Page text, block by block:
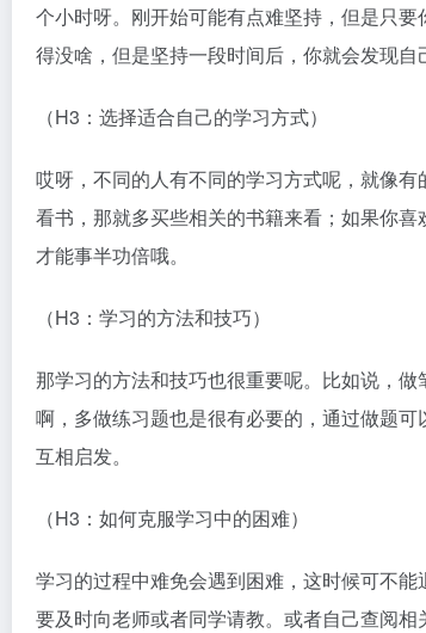
个小时呀。刚开始可能有点难坚持，但是只
得没啥，但是坚持一段时间后，你就会发现自
（H3：选择适合自己的学习方式）
哎呀，不同的人有不同的学习方式呢，就像
看书，那就多买些相关的书籍来看；如果你
才能事半功倍哦。
（H3：学习的方法和技巧）
那学习的方法和技巧也很重要呢。比如说，
啊，多做练习题也是很有必要的，通过做题
互相启发。
（H3：如何克服学习中的困难）
学习的过程中难免会遇到困难，这时候可不
要及时向老师或者同学请教。或者自己查阅